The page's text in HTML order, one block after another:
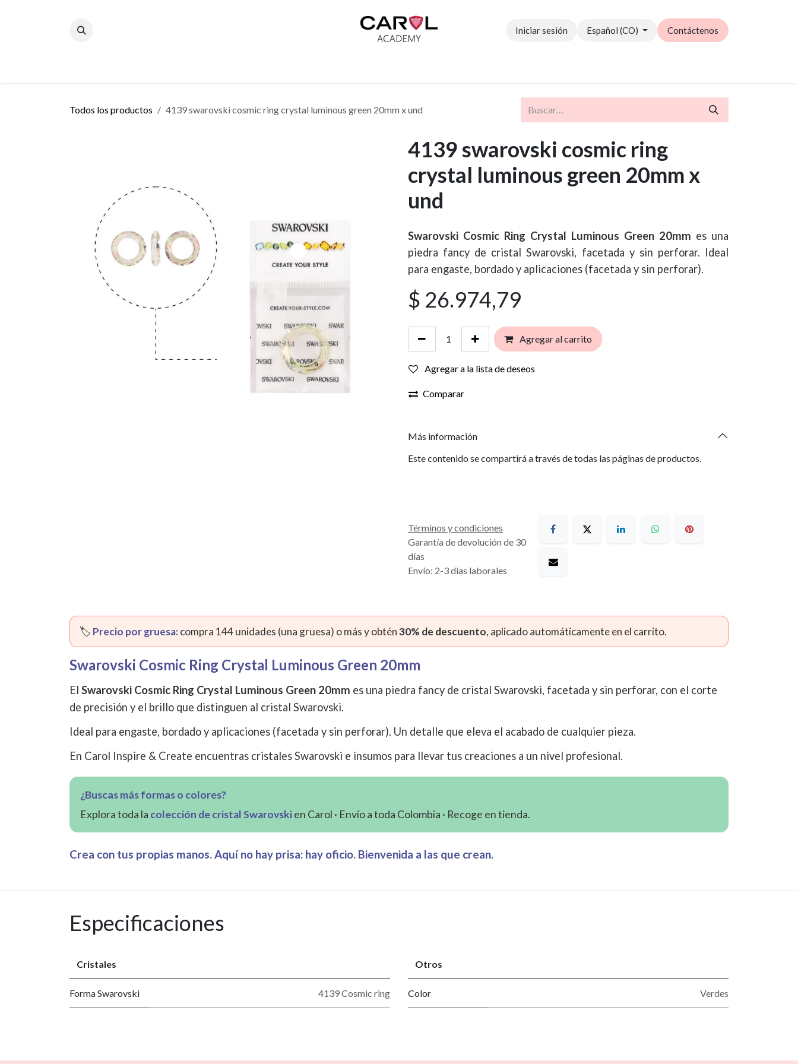
Iniciar sesión Español (CO) Contáctenos
Todos los productos 4139 swarovski cosmic ring crystal luminous green 20mm x und
4139 swarovski cosmic ring
crystal luminous green 20mm x
und
Swarovski Cosmic Ring Crystal Luminous Green 20mm es una
piedra fancy de cristal Swarovski, facetada y sin perforar. Ideal
para engaste, bordado y aplicaciones (facetada y sin perforar).
$ 26.974,79
Agregar al carrito
Agregar a la lista de deseos
Comparar
Más información
Este contenido se compartirá a través de todas las páginas de productos.
Términos y condiciones
Garantía de devolución de 30
días
Envío: 2-3 días laborales
🏷️ Precio por gruesa:compra 144 unidades (una gruesa) o más y obtén30% de descuento, aplicado automáticamente en el carrito.
Swarovski Cosmic Ring Crystal Luminous Green 20mm
El Swarovski Cosmic Ring Crystal Luminous Green 20mm es una piedra fancy de cristal Swarovski, facetada y sin perforar, con el corte
de precisión y el brillo que distinguen al cristal Swarovski.
Ideal para engaste, bordado y aplicaciones (facetada y sin perforar). Un detalle que eleva el acabado de cualquier pieza.
En Carol Inspire & Create encuentras cristales Swarovski e insumos para llevar tus creaciones a un nivel profesional.
¿Buscas más formas o colores?
Explora toda la colección de cristal Swarovskien Carol · Envío a toda Colombia · Recoge en tienda.
Crea con tus propias manos. Aquí no hay prisa: hay oficio. Bienvenida a las que crean.
Especificaciones
Cristales
Forma Swarovski 4139 Cosmic ring
Otros
Color Verdes